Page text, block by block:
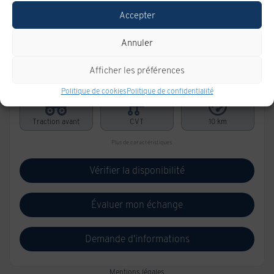
Accepter
Annuler
Afficher les préférences
Politique de cookiesPolitique de confidentialité
CHEVROLET Bolt 2027
Traction avant CVT 10 km
Plus de caractéristiques
Vérifier la disponibilité
Évaluer mon échange
Demande d'informations
Mentions légales